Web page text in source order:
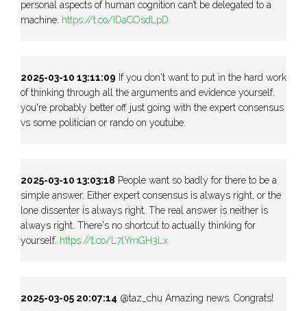
personal aspects of human cognition can’t be delegated to a
machine. https://t.co/IDaCOsdLpD
2025-03-10 13:11:09 If you don't want to put in the hard work
of thinking through all the arguments and evidence yourself,
you're probably better off just going with the expert consensus
vs some politician or rando on youtube.
2025-03-10 13:03:18 People want so badly for there to be a
simple answer. Either expert consensus is always right, or the
lone dissenter is always right. The real answer is neither is
always right. There's no shortcut to actually thinking for
yourself. https://t.co/L7lYmGH3Lx
2025-03-05 20:07:14 @taz_chu Amazing news. Congrats!